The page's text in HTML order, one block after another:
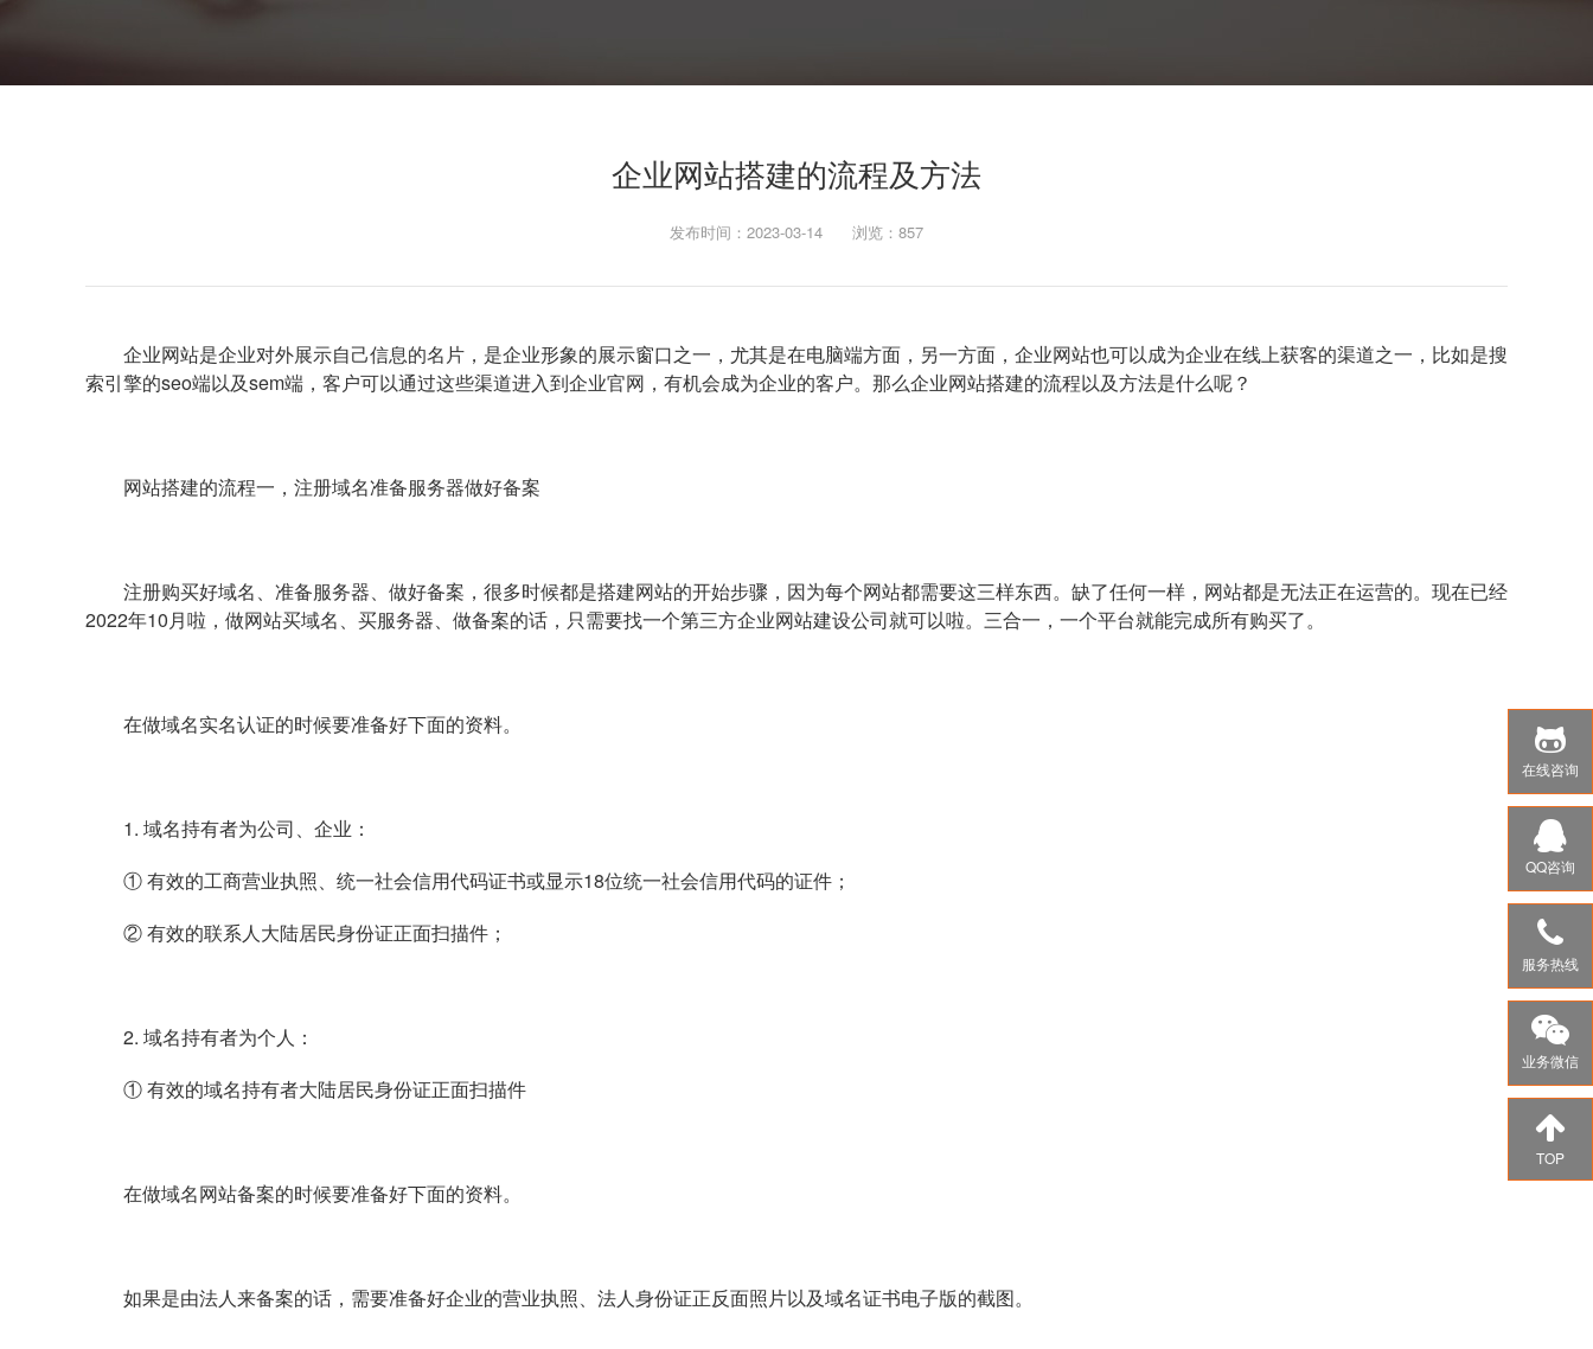
在线咨询
QQ咨询
服务热线
业务微信
TOP
企业网站搭建的流程及方法
发布时间：2023-03-14 浏览： 857
企业网站是企业对外展示自己信息的名片，是企业形象的展示窗口之一，尤其是在电脑端方面，另一方面，企业网站也可以成为企业在线上获客的渠道之一，比如是搜
索引擎的seo端以及sem端，客户可以通过这些渠道进入到企业官网，有机会成为企业的客户。那么企业网站搭建的流程以及方法是什么呢？
网站搭建的流程一，注册域名准备服务器做好备案
注册购买好域名、准备服务器、做好备案，很多时候都是搭建网站的开始步骤，因为每个网站都需要这三样东西。缺了任何一样，网站都是无法正在运营的。现在已经
2022年10月啦，做网站买域名、买服务器、做备案的话，只需要找一个第三方企业网站建设公司就可以啦。三合一，一个平台就能完成所有购买了。
在做域名实名认证的时候要准备好下面的资料。
1. 域名持有者为公司、企业：
① 有效的工商营业执照、统一社会信用代码证书或显示18位统一社会信用代码的证件；
② 有效的联系人大陆居民身份证正面扫描件；
2. 域名持有者为个人：
① 有效的域名持有者大陆居民身份证正面扫描件
在做域名网站备案的时候要准备好下面的资料。
如果是由法人来备案的话，需要准备好企业的营业执照、法人身份证正反面照片以及域名证书电子版的截图。